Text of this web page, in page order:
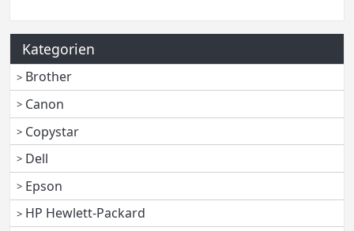
Kategorien
Brother
Canon
Copystar
Dell
Epson
HP Hewlett-Packard